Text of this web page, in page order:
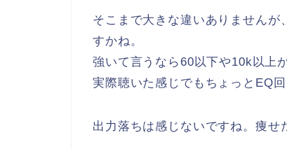
そこまで大きな違いありません
すかね。
強いて言うなら60以下や10k以上
実際聴いた感じでもちょっとEQ
出力落ちは感じないですね。痩せ